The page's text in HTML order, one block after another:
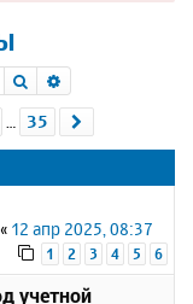
Поиск
35
« 12 апр 2025, 08:37
1 2 3 4 5 6
учетной